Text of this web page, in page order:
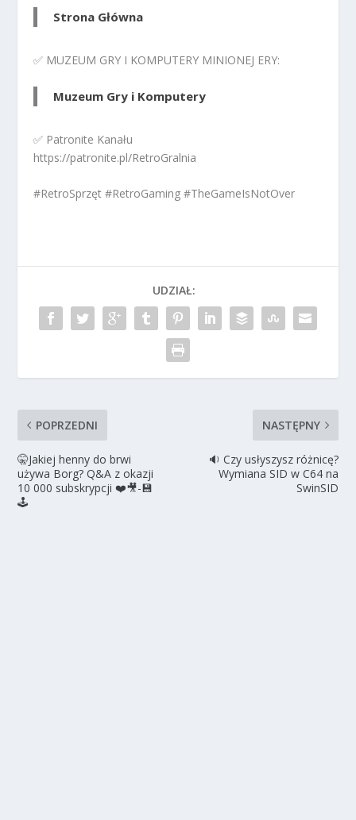
Strona Główna
✅ MUZEUM GRY I KOMPUTERY MINIONEJ ERY:
Muzeum Gry i Komputery
✅ Patronite Kanału
https://patronite.pl/RetroGralnia
#RetroSprzęt #RetroGaming #TheGameIsNotOver
UDZIAŁ:
POPRZEDNI
🤫Jakiej henny do brwi
używa Borg? Q&A z okazji
10 000 subskrypcji ❤️🎥-💾
🕹️
NASTĘPNY
🔉 Czy usłyszysz różnicę?
Wymiana SID w C64 na
SwinSID